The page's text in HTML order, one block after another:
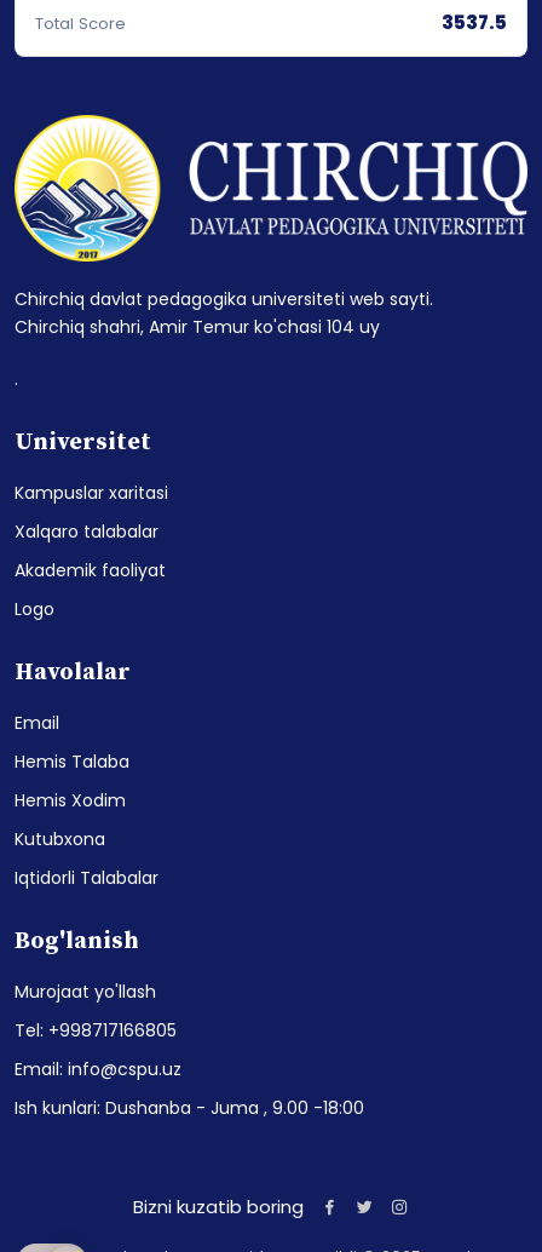
Total Score 3537.5
Chirchiq davlat pedagogika universiteti web sayti.
Chirchiq shahri, Amir Temur ko'chasi 104 uy
.
Universitet
Kampuslar xaritasi
Xalqaro talabalar
Akademik faoliyat
Logo
Havolalar
Email
Hemis Talaba
Hemis Xodim
Kutubxona
Iqtidorli Talabalar
Bog'lanish
Murojaat yo'llash
Tel: +998717166805
Email: info@cspu.uz
Ish kunlari: Dushanba - Juma , 9.00 -18:00
Bizni kuzatib boring